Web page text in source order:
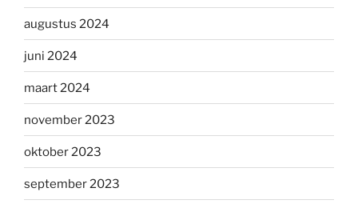
augustus 2024
juni 2024
maart 2024
november 2023
oktober 2023
september 2023